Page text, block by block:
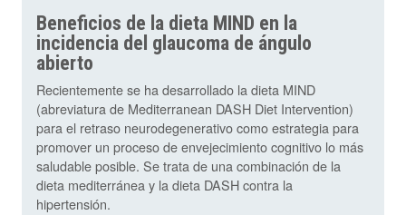
Beneficios de la dieta MIND en la
incidencia del glaucoma de ángulo
abierto
Recientemente se ha desarrollado la dieta MIND
(abreviatura de Mediterranean DASH Diet Intervention)
para el retraso neurodegenerativo como estrategia para
promover un proceso de envejecimiento cognitivo lo más
saludable posible. Se trata de una combinación de la
dieta mediterránea y la dieta DASH contra la
hipertensión.